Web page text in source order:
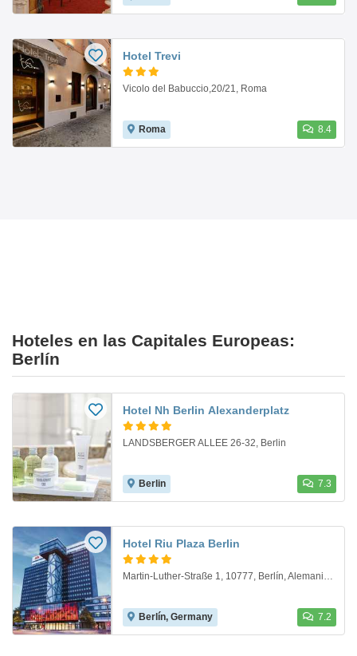
Hotel Trevi
Vicolo del Babuccio,20/21, Roma
Roma 8.4
Hoteles en las Capitales Europeas:
Berlín
Hotel Nh Berlin Alexanderplatz
LANDSBERGER ALLEE 26-32, Berlin
Berlin 7.3
Hotel Riu Plaza Berlin
Martin-Luther-Straße 1, 10777, Berlín, Alemania, Berlín, Germany
Berlín, Germany 7.2